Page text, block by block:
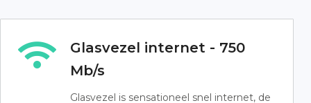
Glasvezel internet - 750
Mb/s
Glasvezel is sensationeel snel internet, de